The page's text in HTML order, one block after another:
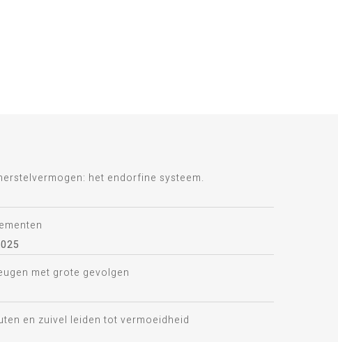
het endorfine systeem.
met grote gevolgen
en zuivel leiden tot vermoeidheid